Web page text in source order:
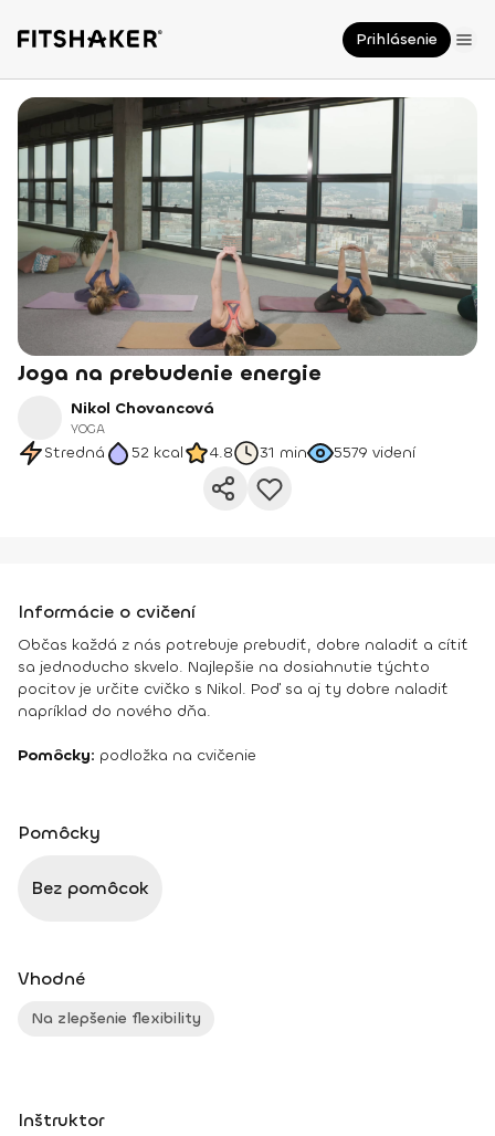
Prihlásenie
Joga na prebudenie energie
Nikol Chovancová
YOGA
Stredná 52 kcal 4.8 31 min 5579 videní
Informácie o cvičení
Občas každá z nás potrebuje prebudiť, dobre naladiť a cítiť
sa jednoducho skvelo. Najlepšie na dosiahnutie týchto
pocitov je určite cvičko s Nikol. Poď sa aj ty dobre naladiť
napríklad do nového dňa.
Pomôcky: podložka na cvičenie
Pomôcky
Bez pomôcok
Vhodné
Na zlepšenie flexibility
Inštruktor